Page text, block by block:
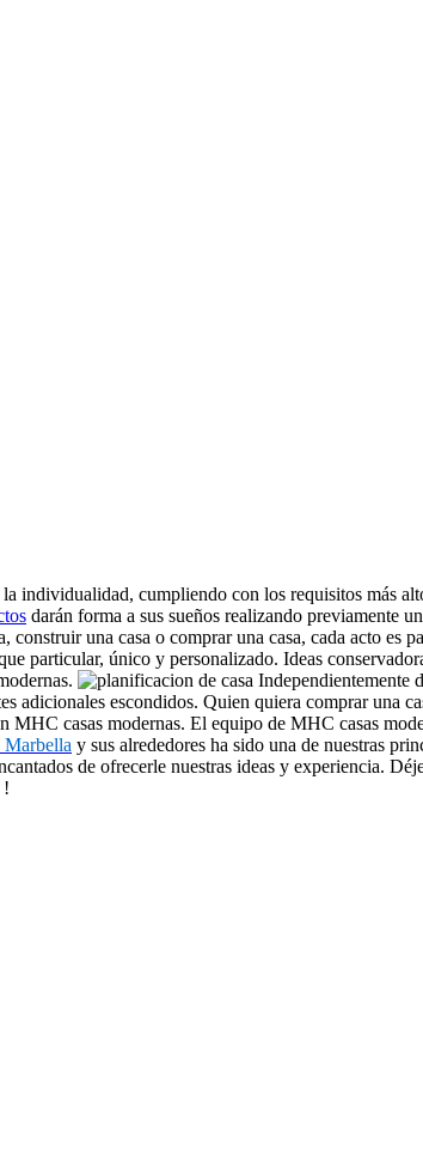
cumpliendo con los requisitos más
darán forma a sus sueños realizando previamente
construir una casa o comprar una casa, cada acto
particular, único y personalizado. Ideas
Independientemente
escondidos. Quien quiera comprar una
casas modernas. El equipo de MHC casas
Marbella y sus alrededores ha sido una de nuestras
de ofrecerle nuestras ideas y experiencia.
!